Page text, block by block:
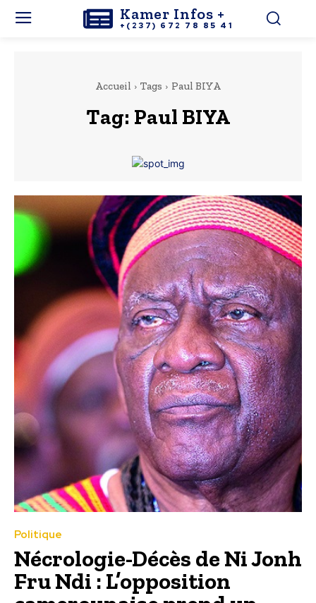
Kamer Infos +
+(237) 672 78 85 41
Accueil Tags Paul BIYA
Tag: Paul BIYA
Politique
Nécrologie-Décès de Ni Jonh
Fru Ndi : L’opposition